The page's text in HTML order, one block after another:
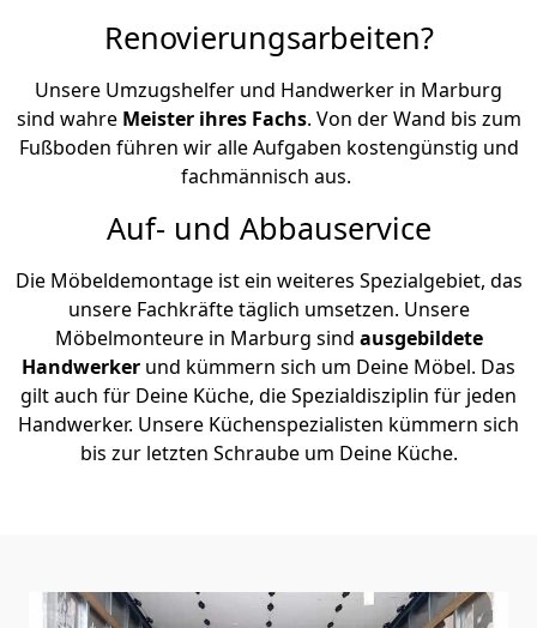
Renovierungsarbeiten?
Unsere Umzugshelfer und Handwerker in Marburg
sind wahre Meister ihres Fachs. Von der Wand bis zum
Fußboden führen wir alle Aufgaben kostengünstig und
fachmännisch aus.
Auf- und Abbauservice
Die Möbeldemontage ist ein weiteres Spezialgebiet, das
unsere Fachkräfte täglich umsetzen. Unsere
Möbelmonteure in Marburg sind ausgebildete
Handwerker und kümmern sich um Deine Möbel. Das
gilt auch für Deine Küche, die Spezialdisziplin für jeden
Handwerker. Unsere Küchenspezialisten kümmern sich
bis zur letzten Schraube um Deine Küche.